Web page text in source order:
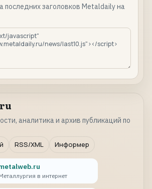
заголовков Metaldaily на
аналитика и архив публикаций по
RSS/XML Информер
в интернет